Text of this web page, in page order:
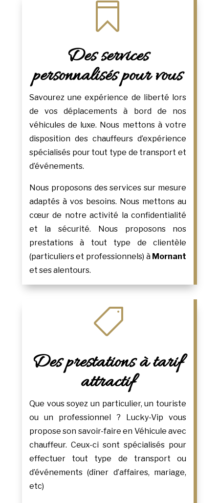

Des services
personnalisés pour vous
Savourez une expérience de liberté lors
de vos déplacements à bord de nos
véhicules de luxe. Nous mettons à votre
disposition des chauffeurs d’expérience
spécialisés pour tout type de transport et
d’événements.
Nous proposons des services sur mesure
adaptés à vos besoins. Nous mettons au
cœur de notre activité la confidentialité
et la sécurité. Nous proposons nos
prestations à tout type de clientèle
(particuliers et professionnels) à Mornant
et ses alentours.

Des prestations à tarif
attractif
Que vous soyez un particulier, un touriste
ou un professionnel ? Lucky-Vip vous
propose son savoir-faire en Véhicule avec
chauffeur. Ceux-ci sont spécialisés pour
effectuer tout type de transport ou
d’événements (dîner d’affaires, mariage,
etc)